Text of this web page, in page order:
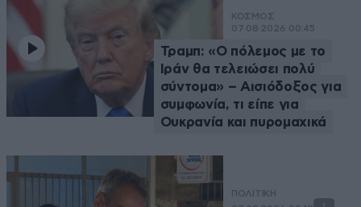
ΚΟΣΜΟΣ
07·08·2026 00:45
Τραμπ: «Ο πόλεμος με το
Ιράν θα τελειώσει πολύ
σύντομα» – Αισιόδοξος για
συμφωνία, τι είπε για
Ουκρανία και πυρομαχικά
ΠΟΛΙΤΙΚΗ